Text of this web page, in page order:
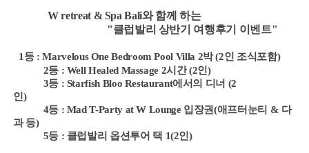
W retreat & Spa Bali와 함께 하는
"클럽발리 상반기 여행후기 이벤트"
1등 : Marvelous One Bedroom Pool Villa 2박 (2인 조식포함)
2등 : Well Healed Massage 2시간 (2인)
3등 : Starfish Bloo Restaurant에서의 디너 (2
인)
4등 : Mad T-Party at W Lounge 입장권(애프터눈티 & 다
과 등)
5등 : 클럽발리 옵션투어 택 1(2인)